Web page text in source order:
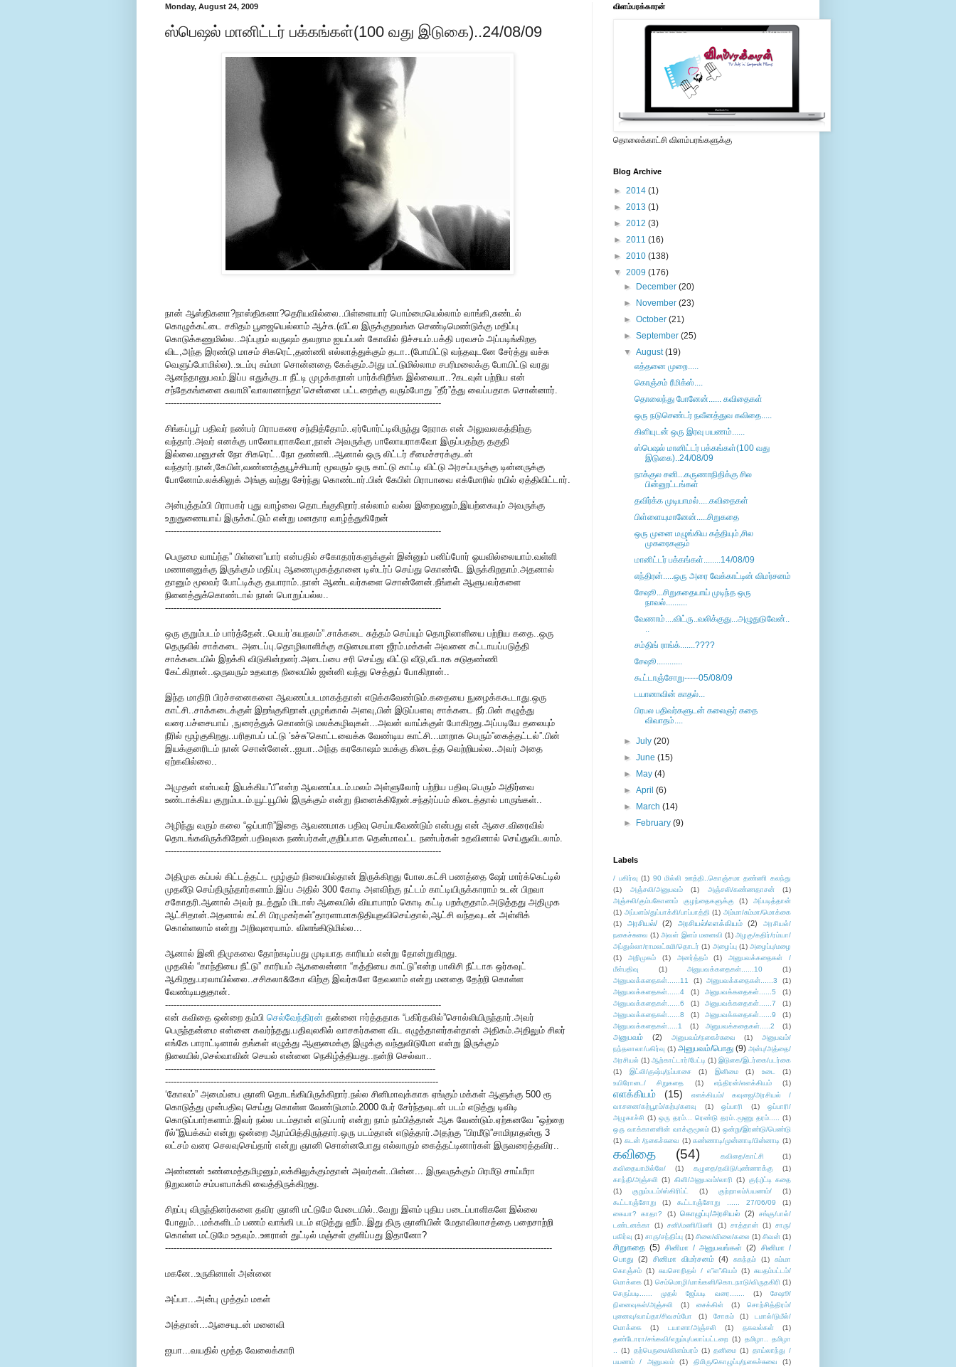
Monday, August 24, 2009
ஸ்பெஷல் மானிட்டர் பக்கங்கள்(100 வது இடுகை)..24/08/09
நான் ஆஸ்திகனா?நாஸ்திகனா?தெரியவில்லை..பிள்ளையார் பொம்மையெல்லாம் வாங்கி,சுண்டல்
கொழுக்கட்டை சகிதம் பூஜையெல்லாம் ஆச்சு.(வீட்ல இருக்குறவங்க செண்டிமெண்டுக்கு மதிப்பு
கொடுக்கணுமில்ல..அப்புறம் வருஷம் தவறாம ஐயப்பன் கோவில் நிச்சயம்.பக்தி பரவசம் அப்படிங்கிறத
விட,அந்த இரண்டு மாசம் சிகரெட்,தண்ணி எல்லாத்துக்கும் தடா..(போயிட்டு வந்தவுடனே சேர்த்து வச்சு
வெளுப்போமில்ல)..உடம்பு சும்மா சொன்னதை கேக்கும்.அது மட்டுமில்லாம சபரிமலைக்கு போயிட்டு வரது
ஆனந்தானுபவம்.இப்ப எதுக்குடா நீட்டி முழக்கறான் பார்க்கிறீங்க இல்லையா..?கடவுள் பற்றிய என்
சந்தேகங்களை சுவாமி”வாலானாந்தா’சென்னை பட்டறைக்கு வரும்போது ”தீர்”த்து வைப்பதாக சொன்னார்.
-------------------------------------------------------------------------------------------------
சிங்கப்பூர் பதிவர் நண்பர் பிராபகரை சந்தித்தோம்..ஏர்போர்ட்டிலிருந்து நேராக என் அலுவலகத்திற்கு
வந்தார்.அவர் எனக்கு பாலோயராகவோ,நான் அவருக்கு பாலோயராகவோ இருப்பதற்கு தகுதி
இல்லை.மனுசன் நோ சிகரெட்..நோ தண்ணி..ஆனால் ஒரு லிட்டர் சீமைச்சரக்குடன்
வந்தார்.நான்,கேபிள்,வண்ணத்துபூச்சியார் மூவரும் ஒரு காட்டு காட்டி விட்டு அரசப்பருக்கு டின்னருக்கு
போனோம்.லக்கிலுக் அங்கு வந்து சேர்ந்து கொண்டார்.பின் கேபிள் பிராபாவை எக்மோரில் ரயில் ஏத்திவிட்டார்.
அன்புத்தம்பி பிராபகர் புது வாழ்வை தொடங்குகிறார்.எல்லாம் வல்ல இறைவனும்,இயற்கையும் அவருக்கு
உறுதுணையாய் இருக்கட்டும் என்று மனதார வாழ்த்துகிறேன்
-------------------------------------------------------------------------------------------------
பெருமை வாய்ந்த” பிள்ளை”யார் என்பதில் சகோதரர்களுக்குள் இன்னும் பனிப்போர் ஓயவில்லையாம்.வள்ளி
மணாளனுக்கு இருக்கும் மதிப்பு ஆணைமுகத்தானை டிஸ்டர்ப் செய்து கொண்டே இருக்கிறதாம்.அதனால்
தானும் மூலவர் போட்டிக்கு தயாராம்..நான் ஆண்டவர்களை சொன்னேன்.நீங்கள் ஆளுபவர்களை
நினைத்துக்கொண்டால் நான் பொறுப்பல்ல..
-------------------------------------------------------------------------------------------------
ஒரு குறும்படம் பார்த்தேன்..பெயர்’சுயநலம்”.சாக்கடை சுத்தம் செய்யும் தொழிலாளியை பற்றிய கதை..ஒரு
தெருவில் சாக்கடை அடைப்பு.தொழிலாளிக்கு கடுமையான ஜீரம்.மக்கள் அவனை கட்டாயப்படுத்தி
சாக்கடையில் இறக்கி விடுகின்றனர்.அடைப்பை சரி செய்து விட்டு வீடு,வீடாக சுடுதண்ணி
கேட்கிறான்..ஒருவரும் உதவாத நிலையில் ஜன்னி வந்து செத்துப் போகிறான்..
இந்த மாதிரி பிரச்சனைகளை ஆவணப்படமாகத்தான் எடுக்கவேண்டும்.கதையை நுழைக்ககூடாது.ஒரு
காட்சி..சாக்கடைக்குள் இறங்குகிறான்.முழங்கால் அளவு,பின் இடுப்பளவு சாக்கடை நீர்.பின் கழுத்து
வரை.பச்சையாய் ,நுரைத்துக் கொண்டு மலக்கழிவுகள்...அவன் வாய்க்குள் போகிறது.அப்படியே தலையும்
நீரில் மூழ்குகிறது..பரிதாபப் பட்டு ’உச்சு”கொட்டவைக்க வேண்டிய காட்சி...மாறாக பெரும்”கைத்தட்டல்”.பின்
இயக்குனரிடம் நான் சொன்னேன்..ஐயா..அந்த கரகோஷம் உமக்கு கிடைத்த வெற்றியல்ல..அவர் அதை
ஏற்கவில்லை..
அமுதன் என்பவர் இயக்கிய”பீ”என்ற ஆவணப்படம்.மலம் அள்ளுவோர் பற்றிய பதிவு.பெரும் அதிர்வை
உண்டாக்கிய குறும்படம்.யூட்யூபில் இருக்கும் என்று நினைக்கிறேன்.சந்தர்ப்பம் கிடைத்தால் பாருங்கள்..
அழிந்து வரும் கலை “ஒப்பாரி”இதை ஆவணமாக பதிவு செய்யவேண்டும் என்பது என் ஆசை.விரைவில்
தொடங்கவிருக்கிறேன்.பதிவுலக நண்பர்கள்,குறிப்பாக தென்மாவட்ட நண்பர்கள் உதவினால் செய்துவிடலாம்.
-------------------------------------------------------------------------------------------------
அதிமுக கப்பல் கிட்டத்தட்ட மூழ்கும் நிலையில்தான் இருக்கிறது போல.கட்சி பணத்தை ஷேர் மார்க்கெட்டில்
முதலீடு செய்திருந்தார்களாம்.இப்ப அதில் 300 கோடி அளவிற்கு நட்டம் காட்டியிருக்காராம் உடன் பிறவா
சகோதரி.ஆனால் அவர் நடத்தும் மிடாஸ் ஆலையில் வியாபாரம் கொடி கட்டி பறக்குதாம்.அடுத்தது அதிமுக
ஆட்சிதான்.அதனால் கட்சி பிரமுகர்கள்“தாரளாமாகநிதியுதவிசெய்தால்,ஆட்சி வந்தவுடன் அள்ளிக்
கொள்ளலாம் என்று அறிவுரையாம். விளங்கிடுமில்ல...
ஆனால் இனி திமுகவை தோற்கடிப்பது முடியாத காரியம் என்று தோன்றுகிறது.
முதலில் “காந்தியை நீட்டு” காரியம் ஆகலைன்னா “கத்தியை காட்டு”என்ற பாலிசி நீட்டாக ஒர்கவுட்
ஆகிறது.பரவாயில்லை..சசிகலா&கோ விற்கு இவர்களே தேவலாம் என்று மனதை தேற்றி கொள்ள
வேண்டியதுதான்.
-------------------------------------------------------------------------------------------------
என் கவிதை ஒன்றை தம்பி செல்வேந்திரன் தன்னை ஈர்த்ததாக “பகிர்தலில்”சொல்லியிருந்தார்.அவர்
பெருந்தன்மை என்னை கவர்ந்தது.பதிவுலகில் வாசகர்களை விட எழுத்தாளர்கள்தான் அதிகம்.அதிலும் சிலர்
எங்கே பாராட்டினால் தங்கள் எழுத்து ஆளுமைக்கு இழுக்கு வந்துவிடுமோ என்று இருக்கும்
நிலையில்,செல்வாவின் செயல் என்னை நெகிழ்த்தியது..நன்றி செல்வா..
-----------------------------------------------------------------------------------------------
------------------------------------------------------------------------------------------------
‘கோலம்” அமைப்பை ஞானி தொடங்கியிருக்கிறார்.நல்ல சினிமாவுக்காக ஏங்கும் மக்கள் ஆளுக்கு 500 ரூ
கொடுத்து முன்பதிவு செய்து கொள்ள வேண்டுமாம்.2000 பேர் சேர்ந்தவுடன் படம் எடுத்து டிவிடி
கொடுப்பார்களாம்.இவர் நல்ல படம்தான் எடுப்பார் என்று நாம் நம்பித்தான் ஆக வேண்டும்.ஏற்கனவே ”ஒற்றை
ரீல்”இயக்கம் என்று ஒன்றை ஆரம்பித்திருந்தார்.ஒரு படம்தான் எடுத்தார்.அதற்கு “பிரமீடு”சாமிநாதன்ரூ 3
லட்சம் வரை செலவுசெய்தார் என்று ஞானி சொன்னபோது எல்லாரும் கைத்தட்டினார்கள் இருவரைத்தவிர..
அண்ணன் உண்மைத்தமிழனும்,லக்கிலுக்கும்தான் அவர்கள்..பின்ன... இருவருக்கும் பிரமீடு சாய்மீரா
நிறுவனம் சம்பளபாக்கி வைத்திருக்கிறது.
சிறப்பு விருந்தினர்களை தவிர ஞானி மட்டுமே மேடையில்..வேறு இளம் புதிய படைப்பாளிகளே இல்லை
போலும்...மக்களிடம் பணம் வாங்கி படம் எடுத்து ஹீம்..இது திரு ஞானியின் மேதாவிலாசத்தை பறைசாற்றி
கொள்ள மட்டுமே உதவும்..ஊரான் துட்டில் மஞ்சள் குளிப்பது இதானோ?
----------------------------------------------------------------------------------------------------------------------------------------
மகனே..உருகினாள் அன்னை
அப்பா...அன்பு முத்தம் மகள்
அத்தான்...ஆசையுடன் மனைவி
ஐயா...வயதில் மூத்த வேலைக்காரி
விளம்பரக்காரன்
தொலைக்காட்சி விளம்பரங்களுக்கு
Blog Archive
► 2014 (1)
► 2013 (1)
► 2012 (3)
► 2011 (16)
► 2010 (138)
▼ 2009 (176)
►
December(20)
►
November(23)
►October(21)
►September(25)
▼August(19)
எத்தனை முறை.....
கொஞ்சம் ரீமிக்ஸ்....
தொலைந்து போனேன்...... கவிதைகள்
ஒரு நடுசெண்டர் நவீனத்துவ கவிதை.....
கிளியுடன் ஒரு இரவு பயணம்......
ஸ்பெஷல் மானிட்டர் பக்கங்கள்(100 வது
இடுகை)..24/08/09
நாக்குல சனி...கருணாநிதிக்கு சில
பின்னூட்டங்கள்
தவிர்க்க முடியாமல்.....கவிதைகள்
பிள்ளையுமானேன்.....சிறுகதை
ஒரு முனை மழுங்கிய கத்தியும்,சில
முகரைகளும்
மானிட்டர் பக்கங்கள்........14/08/09
எந்திரன்.....ஒரு அரை வேக்காட்டின் விமர்சனம்
சேஷூ...சிறுகதையாய் முடிந்த ஒரு
நாவல்..........
வேணாம்....விட்ரு..வலிக்குது...அழுதுடுவேன்..
..
சம்திங் ராங்க்.......????
சேஷூ............
கூட்டாஞ்சோறு-----05/08/09
டயானாவின் காதல்...
பிரபல பதிவர்களுடன் கலைஞர் கதை
விவாதம்....
►July(20)
►June(15)
►
May(4)
►April(6)
►
March(14)
►
February(9)
Labels
/ பகிர்வு (1) 90 மில்லி ஊத்தி..கொஞ்சமா தண்ணி கலந்து
(1)
அஞ்சலி/அனுபவம் (1) அஞ்சலி/கண்ணதாசன்
(1)
அஞ்சலி/கும்பகோணம் குழந்தைகளுக்கு
(1)
அப்படித்தான்
(1) அப்பளம்/துப்பாக்கி/பாப்பாத்தி (1) அம்மா/சும்மா/மொக்கை
(1)
அரசியல்/ (2) அரசியல்/எளக்கியம் (2)
அரசியல்/
நகைச்சுவை (1) அவள் இளம் மனைவி (1) அழகு/கதிர்/ரம்யா/
அப்துல்லா/ராமலட்சுமி/தொடர் (1) அழைப்பு (1) அழைப்பு/மழை
(1)
அறிமுகம் (1) அனர்த்தம் (1)
அனுபவக்கதைகள் /
மீள்பதிவு
(1) அனுபவக்கதைகள்......10
(1)
அனுபவக்கதைகள்......11
(1) அனுபவக்கதைகள்......3
(1)
அனுபவக்கதைகள்......4
(1) அனுபவக்கதைகள்......5
(1)
அனுபவக்கதைகள்......6
(1) அனுபவக்கதைகள்......7
(1)
அனுபவக்கதைகள்......8
(1) அனுபவக்கதைகள்......9
(1)
அனுபவக்கதைகள்.....1
(1) அனுபவக்கதைகள்.....2 (1)
அனுபவம் (2) அனுபவம்/நகைச்சுவை (1)
அனுபவம்/
நந்தலாலா/பகிர்வு (1) அனுபவம்/பொது (9) அன்பு/அத்தை/
அரசியல் (1) ஆற்காட்டார்/பேட்டி (1) இடுகை/இடர்கை/படர்கை
(1)
இட்லி/குஷ்பு/நப்பாசை (1) இனிமை (1) உடை
(1)
உயிரோடை/ சிறுகதை
(1) எந்திரன்/எளக்கியம் (1)
எளக்கியம் (15)
எளக்கியம்/ கவுஜை/அரசியல் /
வாசனை/கற்பூரம்/கற்பு/களவு
(1) ஒப்பாரி (1)
ஒப்பாரி/
அழுகாச்சி (1) ஒரு தரம்... ரெண்டு தரம்..மூணு தரம்..... (1)
ஒரு வாக்காளனின் வாக்குமூலம் (1) ஒன்று/இரண்டு/பெண்டு
(1) கடன் /நகைச்சுவை (1) கண்ணாடி/முன்னாடி/பின்னாடி (1)
கவிதை (54) கவிதை/காட்சி
(1)
கவிதையாமில்லே/
(1) கழுதை/தவிடு/புண்ணாக்கு
(1)
காந்தி/அஞ்சலி (1) கிளி/அனுபவம்/லாரி (1) கு(பு)ட்டி கதை
(1)
குறும்படம்/ஸ்கிரிப்ட் (1) குற்றாலம்/பயணம்/
(1)
கூட்டாஞ்சோறு
(1) கூட்டாஞ்சோறு ...... 27/06/09
(1)
கையா? காதா?
(1) கொழுப்பு/அரசியல் (2)
சங்கு/பால்/
டண்டனக்கா
(1) சனி/மணி/பிணி (1) சாத்தான் (1) சாரு/
பகிர்வு (1) சாரு/சந்திப்பு (1) சிலை/விலை/கலை (1) சிவன் (1)
சிறுகதை (5) சினிமா / அனுபவங்கள் (2)
சினிமா /
பொது (2) சினிமா விமர்சனம் (4) சுகந்தம் (1)
சும்மா
கொஞ்சம் (1) சுயசொறிதல் / எ”ள”கியம் (1) சுயதம்பட்டம்/
மொக்கை (1) செம்மொழி/மாங்கனி/கொடநாடு/விருதகிரி (1)
செருப்படி...... முதல் ஜேப்படி வரை.......
(1)
சேஷூ/
நினைவுகள்/அஞ்சலி
(1) சைக்கிள் (1)
சொற்சித்திரம்/
புனைவு/வாய்தா/சிவசம்போ
(1) சோகம் (1)
டமால்/டுமீல்/
மொக்கை
(1) டயானா/அஞ்சலி (1) தகவல்கள்
(1)
தண்டோரா/சங்கவி/எறும்பு/பலாப்பட்டறை (1) தமிழா.. தமிழா
.. (1) தற்பெருமை/விளம்பரம் (1) தனிமை (1) தாய்லாந்து /
பயணம் / அனுபவம்
(1) திமிரு/கொழுப்பு/நகைச்சுவை
(1)